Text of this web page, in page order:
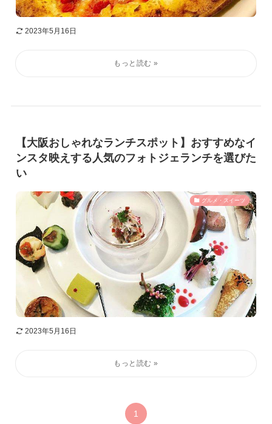
2023年5月16日
【大阪おしゃれなランチスポット】おすすめなイ
ンスタ映えする人気のフォトジェランチを選びた
い
グルメ・スイーツ
2023年5月16日
1